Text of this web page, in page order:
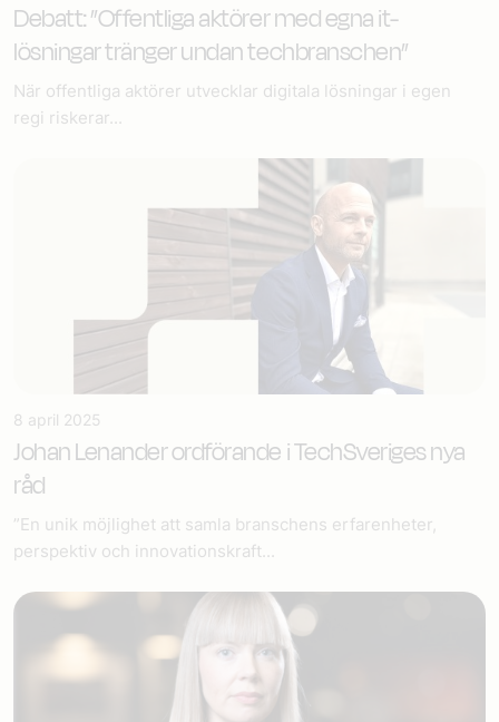
Debatt: ”Offentliga aktörer med egna it-
lösningar tränger undan techbranschen”
När offentliga aktörer utvecklar digitala lösningar i egen
regi riskerar...
8 april 2025
Johan Lenander ordförande i TechSveriges nya
råd
”En unik möjlighet att samla branschens erfarenheter,
perspektiv och innovationskraft...